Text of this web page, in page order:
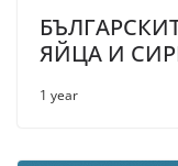
ЯЙЦА И
1 year